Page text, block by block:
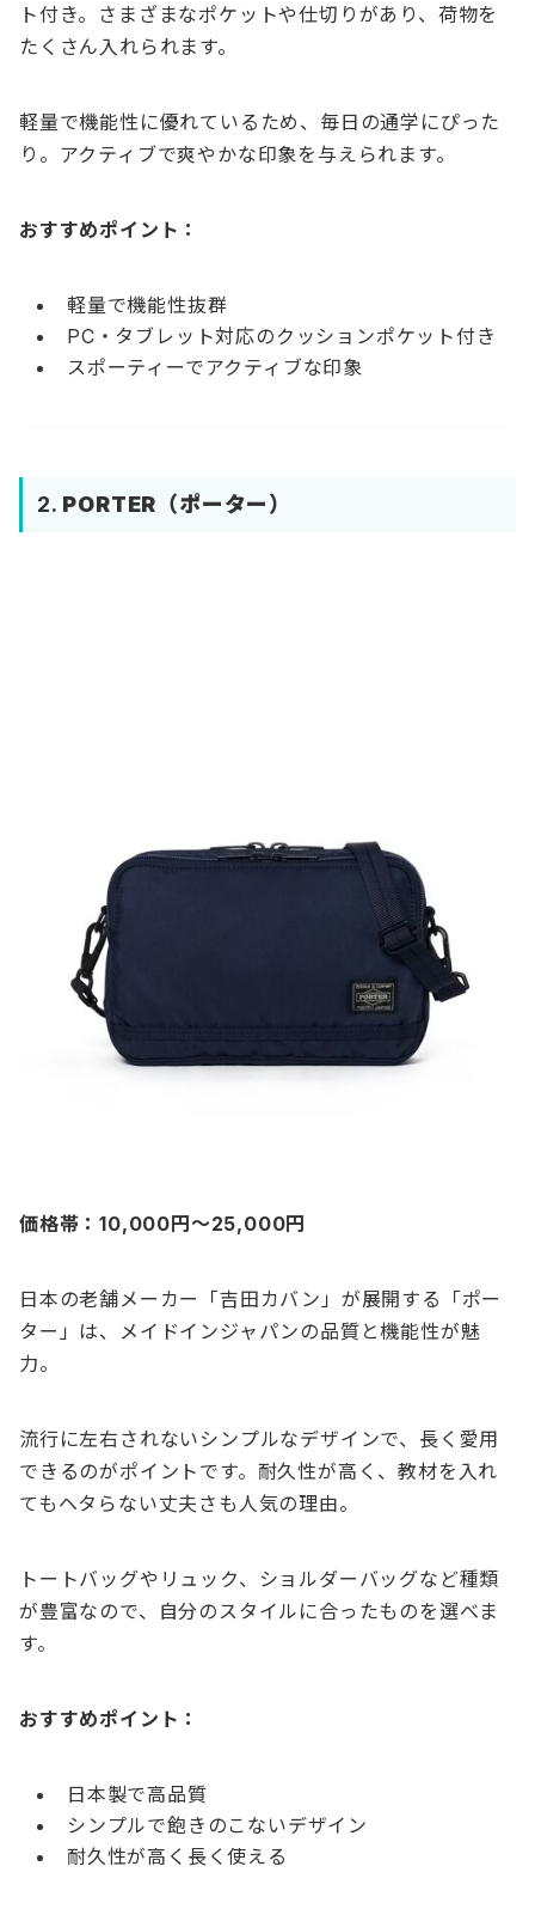
ト付き。さまざまなポケットや仕切りがあり、荷物を
たくさん入れられます。
軽量で機能性に優れているため、毎日の通学にぴった
り。アクティブで爽やかな印象を与えられます。
おすすめポイント：
軽量で機能性抜群
PC・タブレット対応のクッションポケット付き
スポーティーでアクティブな印象
2. PORTER（ポーター）
価格帯：10,000円〜25,000円
日本の老舗メーカー「吉田カバン」が展開する「ポー
ター」は、メイドインジャパンの品質と機能性が魅
力。
流行に左右されないシンプルなデザインで、長く愛用
できるのがポイントです。耐久性が高く、教材を入れ
てもヘタらない丈夫さも人気の理由。
トートバッグやリュック、ショルダーバッグなど種類
が豊富なので、自分のスタイルに合ったものを選べま
す。
おすすめポイント：
日本製で高品質
シンプルで飽きのこないデザイン
耐久性が高く長く使える